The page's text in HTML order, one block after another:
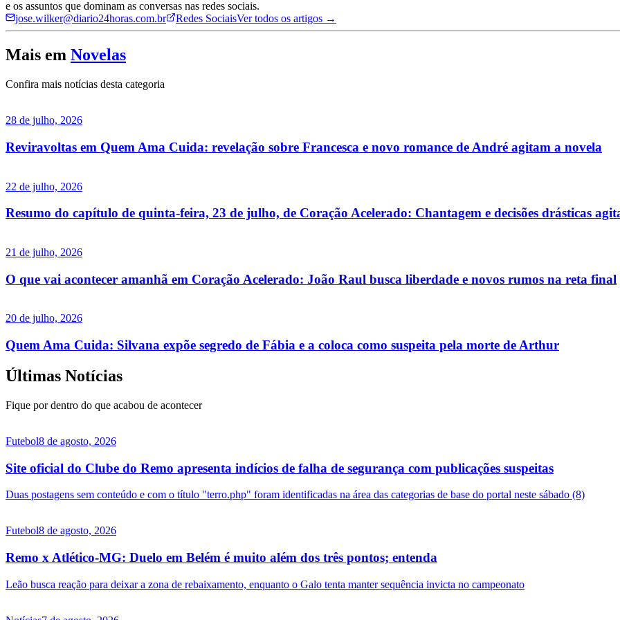
e os assuntos que dominam as conversas nas redes sociais.
jose.wilker@diario24horas.com.br
Redes SociaisVer todos os artigos →
Mais em Novelas
Confira mais notícias desta categoria
28 de julho, 2026
Reviravoltas em Quem Ama Cuida: revelação sobre Francesca e novo romance de André agitam a novela
22 de julho, 2026
Resumo do capítulo de quinta-feira, 23 de julho, de Coração Acelerado: Chantagem e decisões drásticas
21 de julho, 2026
O que vai acontecer amanhã em Coração Acelerado: João Raul busca liberdade e novos rumos na reta final
20 de julho, 2026
Quem Ama Cuida: Silvana expõe segredo de Fábia e a coloca como suspeita pela morte de Arthur
Últimas Notícias
Fique por dentro do que acabou de acontecer
Futebol8 de agosto, 2026
Site oficial do Clube do Remo apresenta indícios de falha de segurança com publicações suspeitas
Duas postagens sem conteúdo e com o título "terro.php" foram identificadas na área das categorias de base do portal neste sábado (8)
Futebol8 de agosto, 2026
Remo x Atlético-MG: Duelo em Belém é muito além dos três pontos; entenda
Leão busca reação para deixar a zona de rebaixamento, enquanto o Galo tenta manter sequência invicta no campeonato